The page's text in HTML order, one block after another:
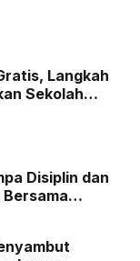
Langkah
Sekolah
Disiplin dan